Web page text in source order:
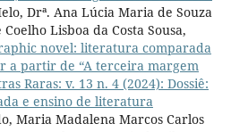
Drª. Ana Lúcia Maria de Souza
Lisboa da Costa Sousa,
novel: literatura comparada
a partir de “A terceira margem
Raras: v. 13 n. 4 (2024): Dossiê:
e ensino de literatura
Maria Madalena Marcos Carlos